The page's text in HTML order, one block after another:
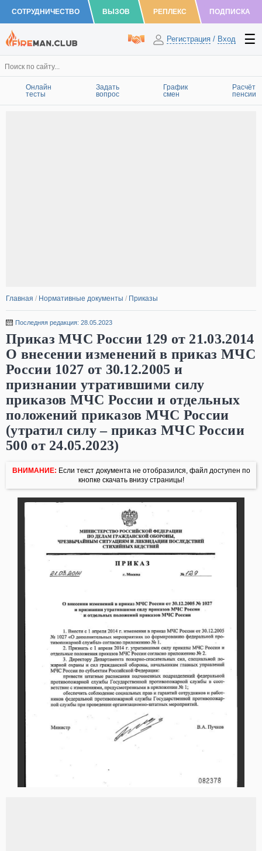
СОТРУДНИЧЕСТВО ВЫЗОВ РЕПЛЕКС ПОДПИСКА
Регистрация / Вход
Онлайн
тесты
Задать
вопрос
График
смен
Расчёт
пенсии
Главная / Нормативные документы / Приказы
Последняя редакция: 28.05.2023
Приказ МЧС России 129 от 21.03.2014
О внесении изменений в приказ МЧС
России 1027 от 30.12.2005 и
признании утратившими силу
приказов МЧС России и отдельных
положений приказов МЧС России
(утратил силу – приказ МЧС России
500 от 24.05.2023)
ВНИМАНИЕ: Если текст документа не отобразился, файл доступен по
кнопке скачать внизу страницы!